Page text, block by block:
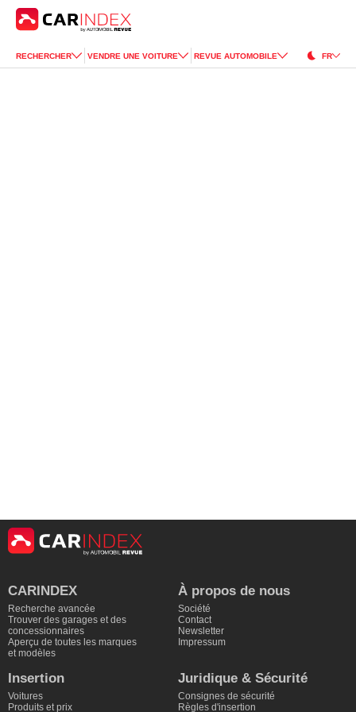
RECHERCHER VENDRE UNE VOITURE REVUE AUTOMOBILE FR
CARINDEX
Recherche avancée
Trouver des garages et des
concessionnaires
Aperçu de toutes les marques
et modèles
À propos de nous
Société
Contact
Newsletter
Impressum
Insertion
Voitures
Produits et prix
Juridique & Sécurité
Consignes de sécurité
Règles d'insertion